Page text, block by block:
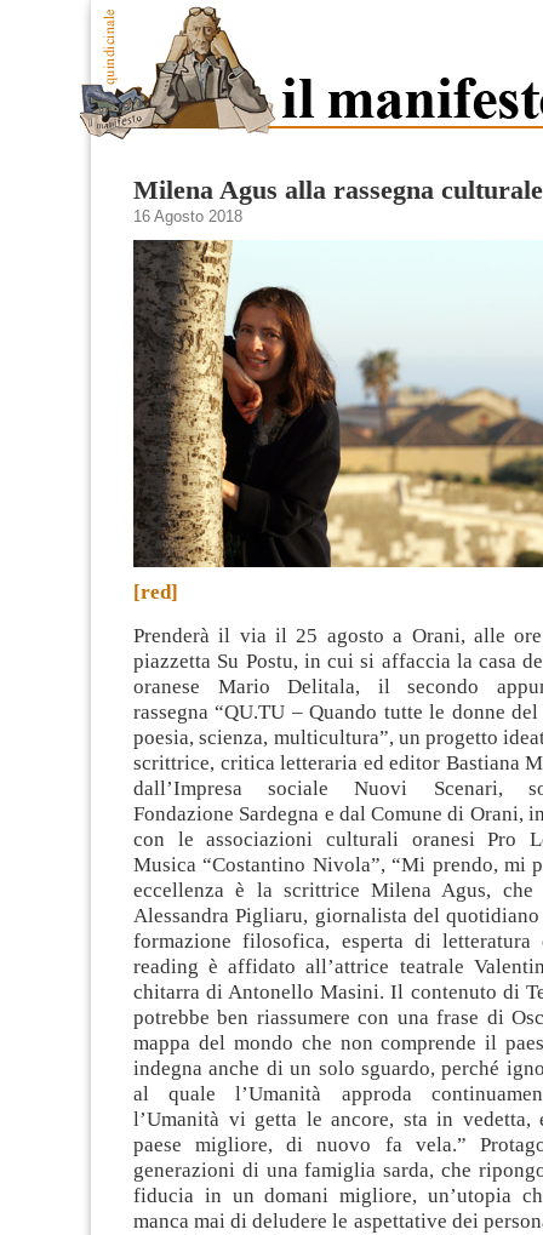
Milena Agus alla rassegna
16 Agosto 2018
[red]
Prenderà il via il 25 agosto a Orani, alle
piazzetta Su Postu, in cui si affaccia la casa
oranese Mario Delitala, il secondo
rassegna “QU.TU – Quando tutte le donne
poesia, scienza, multicultura”, un progetto
scrittrice, critica letteraria ed editor Bastiana
dall’Impresa sociale Nuovi Scenari,
Fondazione Sardegna e dal Comune di Orani,
con le associazioni culturali oranesi Pro
Musica “Costantino Nivola”, “Mi prendo, mi
eccellenza è la scrittrice Milena Agus, che
Alessandra Pigliaru, giornalista del
formazione filosofica, esperta di
reading è affidato all’attrice teatrale
chitarra di Antonello Masini. Il contenuto di
potrebbe ben riassumere con una frase di
mappa del mondo che non comprende il
indegna anche di un solo sguardo, perché
al quale l’Umanità approda
l’Umanità vi getta le ancore, sta in vedetta,
paese migliore, di nuovo fa vela.”
generazioni di una famiglia sarda, che
fiducia in un domani migliore, un’utopia
manca mai di deludere le aspettative dei